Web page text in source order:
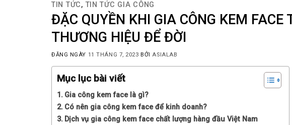
TIN TỨC,TIN TỨC GIA CÔNG
ĐẶC QUYỀN KHI GIA CÔNG KEM
THƯƠNG HIỆU ĐỂ ĐỜI
ĐĂNG NGÀY 11 THÁNG 7, 2023 BỞIASIALAB
Mục lục bài viết
Gia công kem face là gì?
Có nên gia công kem face để kinh doanh?
Dịch vụ gia công kem face chất lượng hàng đầu Việt Nam